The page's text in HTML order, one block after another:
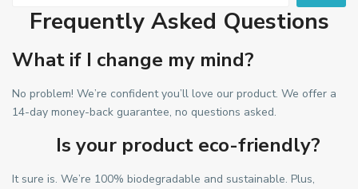
Frequently Asked Questions
What if I change my mind?
No problem! We’re confident you’ll love our product. We offer a
14-day money-back guarantee, no questions asked.
Is your product eco-friendly?
It sure is. We’re 100% biodegradable and sustainable. Plus,